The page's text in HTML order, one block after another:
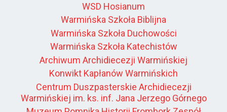
WSD Hosianum
Warmińska Szkoła Biblijna
Warmińska Szkoła Duchowości
Warmińska Szkoła Katechistów
Archiwum Archidiecezji Warmińskiej
Konwikt Kapłanów Warmińskich
Centrum Duszpasterskie Archidiecezji
Warmińskiej im. ks. inf. Jana Jerzego Górnego